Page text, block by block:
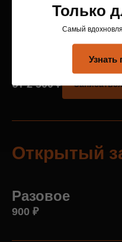
Только
Самый
Узнать
Занятие с
от 2 500 ₽ Записаться
Открытый
Разовое
900 ₽